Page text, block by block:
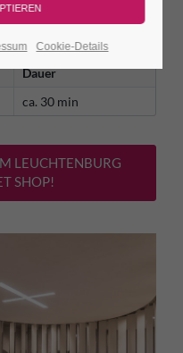
Cookie-Details
Das Konzert ist
Dauer
ca. 30 min
LEUCHTENBURG
SHOP!